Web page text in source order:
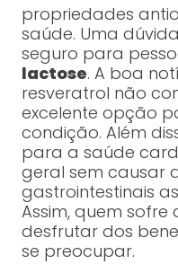
propriedades
saúde. Uma
seguro para
lactose. A boa
resveratrol não
excelente opção
condição. Além
para a saúde
geral sem causar
gastrointestinais
Assim, quem
desfrutar dos
se preocupar.